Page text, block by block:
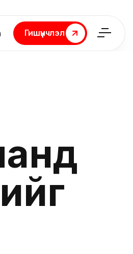
Гишүүнчлэл
Гишүүнчлэл